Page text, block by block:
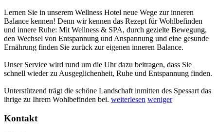
Lernen Sie in unserem Wellness Hotel neue Wege zur inneren
Balance kennen! Denn wir kennen das Rezept für Wohlbefinden
und innere Ruhe: Mit Wellness & SPA, durch gezielte Bewegung,
den Wechsel von Entspannung und Anspannung und eine gesunde
Ernährung finden Sie zurück zur eigenen inneren Balance.
Unser Service wird rund um die Uhr dazu beitragen, dass Sie
schnell wieder zu Ausgeglichenheit, Ruhe und Entspannung finden.
Unterstützend trägt die schöne Landschaft inmitten des Spessart das
ihrige zu Ihrem Wohlbefinden bei. weiterlesen weniger
Kontakt